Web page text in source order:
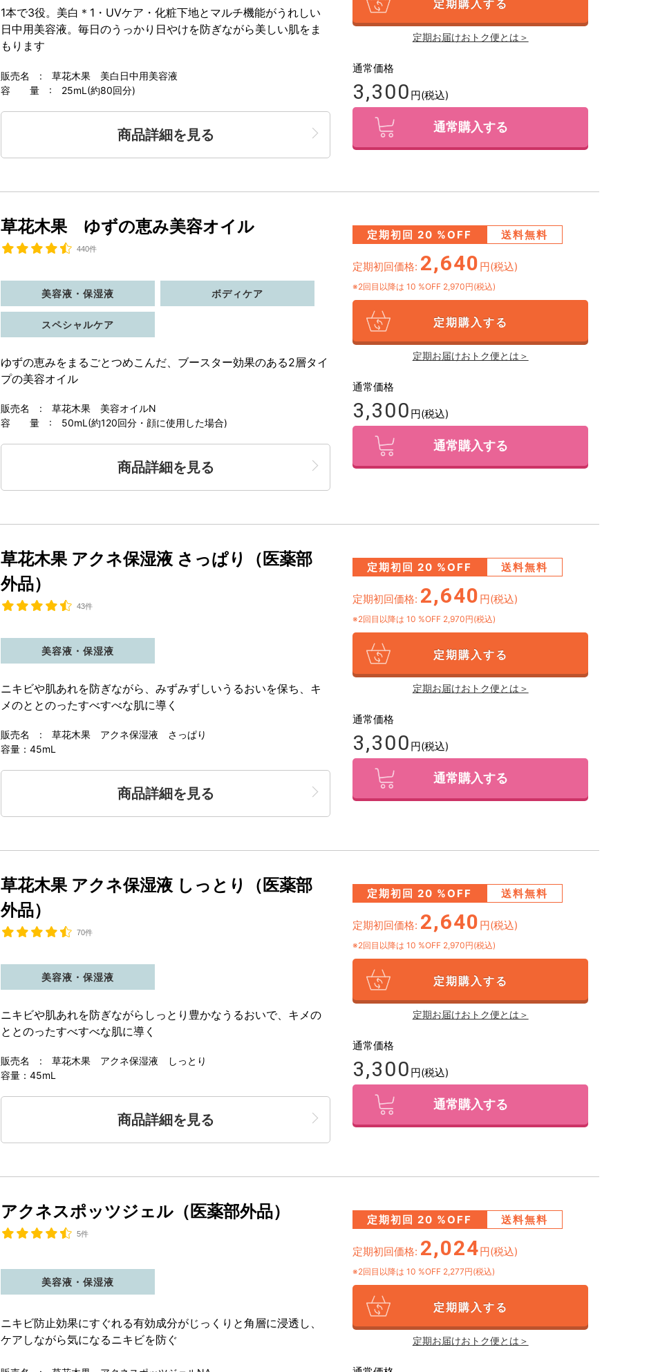
販売名 : 草花木果 美白日中用美容液
容 量 : 25mL(約80回分)
1本で3役。美白 ＊1 ・UVケア・化粧下地とマルチ機能がうれしい
日中用美容液。毎日のうっかり日やけを防ぎながら美しい肌をま
もります
商品詳細を見る
定期購入する
定期お届けおトク便とは＞
通常価格
3,300 円(税込)
通常購入する
草花木果 ゆずの恵み美容オイル
440件
販売名 : 草花木果 美容オイルN
容 量 : 50mL(約120回分・顔に使用した場合)
美容液・保湿液 ボディケア
スペシャルケア
ゆずの恵みをまるごとつめこんだ、ブースター効果のある2層タイ
プの美容オイル
商品詳細を見る
定期初回 20 %OFF 送料無料
定期初回価格: 2,640 円(税込)
※2回目以降は 10 %OFF 2,970円(税込)
定期購入する
定期お届けおトク便とは＞
通常価格
3,300 円(税込)
通常購入する
草花木果 アクネ保湿液 さっぱり（医薬部
外品）
43件
販売名 : 草花木果 アクネ保湿液 さっぱり
容量：45mL
美容液・保湿液
ニキビや肌あれを防ぎながら、みずみずしいうるおいを保ち、キ
メのととのったすべすべな肌に導く
商品詳細を見る
定期初回 20 %OFF 送料無料
定期初回価格: 2,640 円(税込)
※2回目以降は 10 %OFF 2,970円(税込)
定期購入する
定期お届けおトク便とは＞
通常価格
3,300 円(税込)
通常購入する
草花木果 アクネ保湿液 しっとり（医薬部
外品）
70件
販売名 : 草花木果 アクネ保湿液 しっとり
容量：45mL
美容液・保湿液
ニキビや肌あれを防ぎながらしっとり豊かなうるおいで、キメの
ととのったすべすべな肌に導く
商品詳細を見る
定期初回 20 %OFF 送料無料
定期初回価格: 2,640 円(税込)
※2回目以降は 10 %OFF 2,970円(税込)
定期購入する
定期お届けおトク便とは＞
通常価格
3,300 円(税込)
通常購入する
アクネスポッツジェル（医薬部外品）
5件
美容液・保湿液
ニキビ防止効果にすぐれる有効成分がじっくりと角層に浸透し、
ケアしながら気になるニキビを防ぐ
定期初回 20 %OFF 送料無料
定期初回価格: 2,024円(税込)
※2回目以降は 10 %OFF 2,277円(税込)
定期購入する
定期お届けおトク便とは＞